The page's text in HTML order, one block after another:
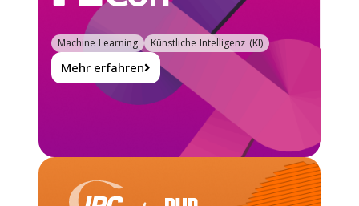
Mehr erfahren
Machine Learning Künstliche Intelligenz (KI)